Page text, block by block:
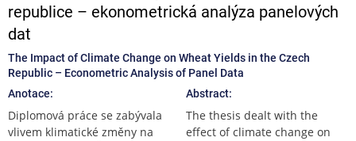
republice – ekonometrická analýza panelových
dat
The Impact of Climate Change on Wheat Yields in the Czech
Republic – Econometric Analysis of Panel Data
Anotace:
Diplomová práce se zabývala
vlivem klimatické změny na
Abstract:
The thesis dealt with the
effect of climate change on